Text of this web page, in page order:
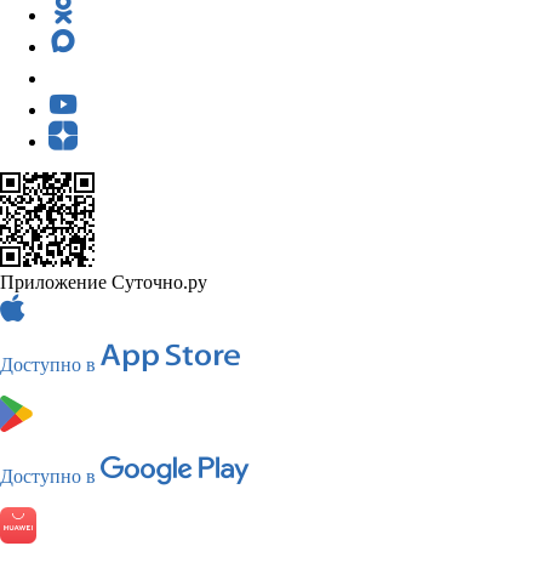
Приложение Суточно.ру
Доступно в
Доступно в